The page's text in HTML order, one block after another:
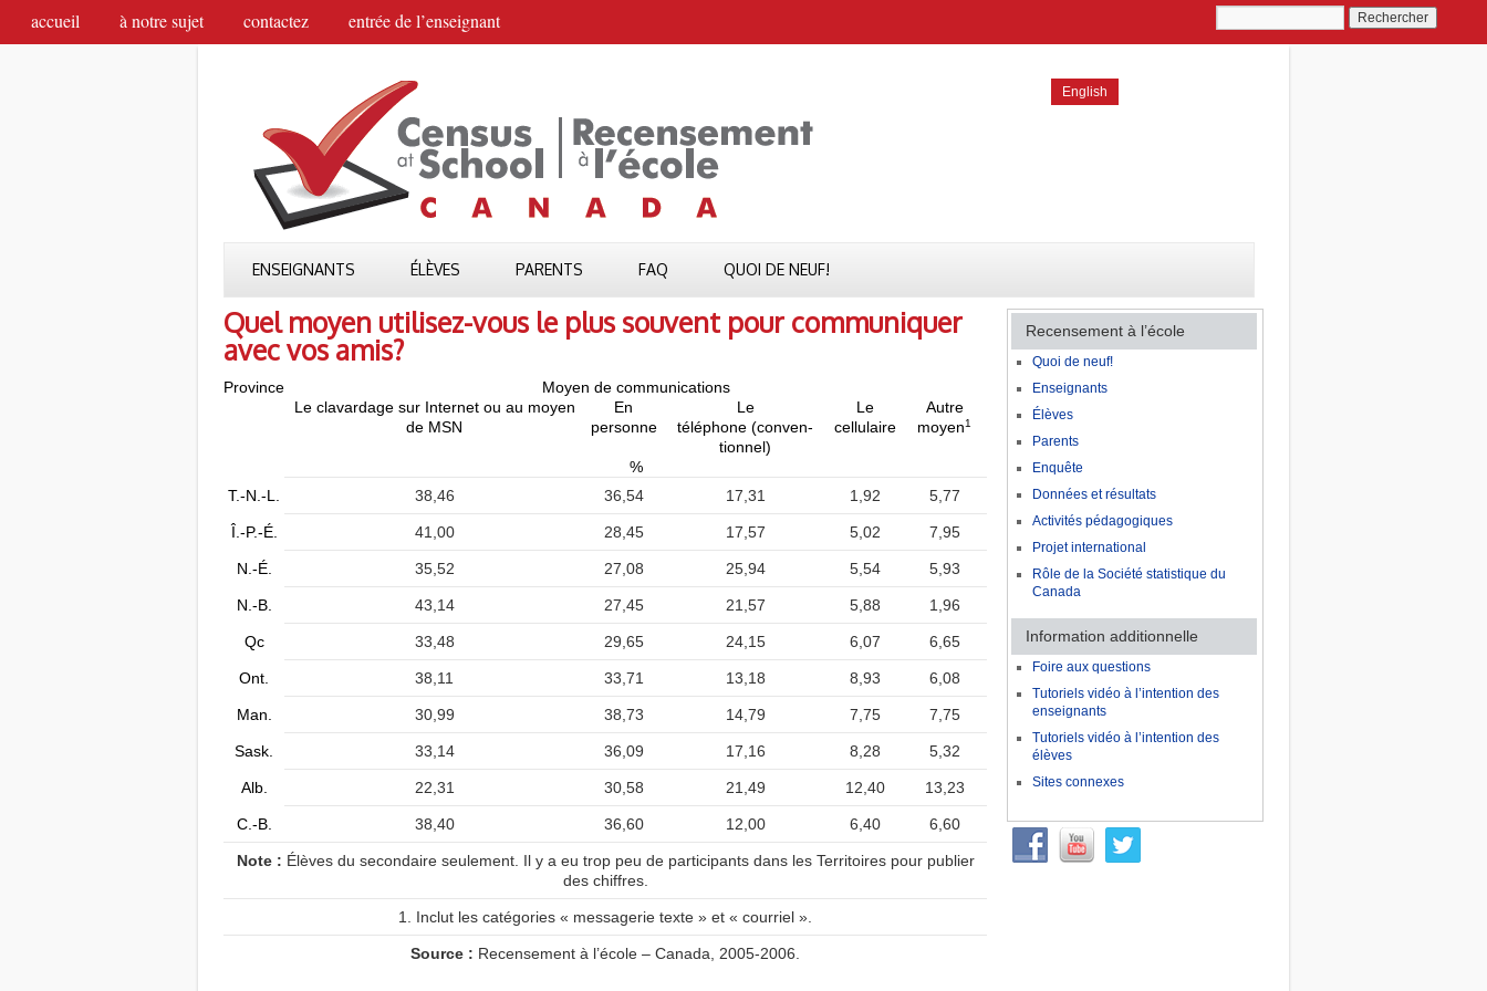
accueil à notre sujet contactez entrée de l’enseignant
English
ENSEIGNANTS ÉLÈVES PARENTS FAQ QUOI DE NEUF!
Quel moyen utilisez-vous le plus souvent pour communiquer
avec vos amis?
Province
Moyen de communications
Le clavardage sur Internet ou au moyen
de MSN
En
personne
Le
téléphone (conven-
tionnel)
Le
cellulaire
Autre
moyen1
%
T.-N.-L.
38,46 36,54 17,31 1,92 5,77
Î.-P.-É. 41,00 28,45 17,57 5,02 7,95
N.-É. 35,52 27,08 25,94 5,54 5,93
N.-B. 43,14 27,45 21,57 5,88 1,96
Qc 33,48 29,65 24,15 6,07 6,65
Ont. 38,11 33,71 13,18 8,93 6,08
Man. 30,99 38,73 14,79 7,75 7,75
Sask. 33,14 36,09 17,16 8,28 5,32
Alb. 22,31 30,58 21,49 12,40 13,23
C.-B. 38,40 36,60 12,00 6,40 6,60
Note : Élèves du secondaire seulement. Il y a eu trop peu de participants dans les Territoires pour publier
des chiffres.
1. Inclut les catégories « messagerie texte » et « courriel ».
Source : Recensement à l’école – Canada, 2005-2006.
Recensement à l’école
Quoi de neuf!
Enseignants
Élèves
Parents
Enquête
Données et résultats
Activités pédagogiques
Projet international
Rôle de la Société statistique du
Canada
Information additionnelle
Foire aux questions
Tutoriels vidéo à l’intention des
enseignants
Tutoriels vidéo à l’intention des
élèves
Sites connexes